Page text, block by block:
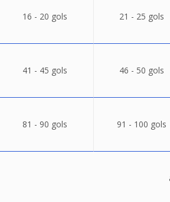
16 - 20 gols 21 - 25 gols
41 - 45 gols 46 - 50 gols
81 - 90 gols 91 - 100 gols